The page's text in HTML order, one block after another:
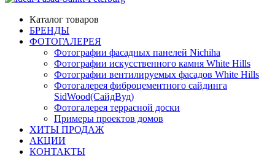
Каталог товаров
БРЕНДЫ
ФОТОГАЛЕРЕЯ
Фотографии фасадных панелей Nichiha
Фотографии искусственного камня White Hills
Фотографии вентилируемых фасадов White Hills
Фотогалерея фиброцементного сайдинга
SidWood(СайдВуд)
Фотогалерея террасной доски
Примеры проектов домов
ХИТЫ ПРОДАЖ
АКЦИИ
КОНТАКТЫ